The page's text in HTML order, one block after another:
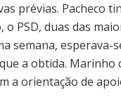
prévias. Pacheco
PSD, duas das
semana, esperava-
a obtida. Marinho
a orientação de